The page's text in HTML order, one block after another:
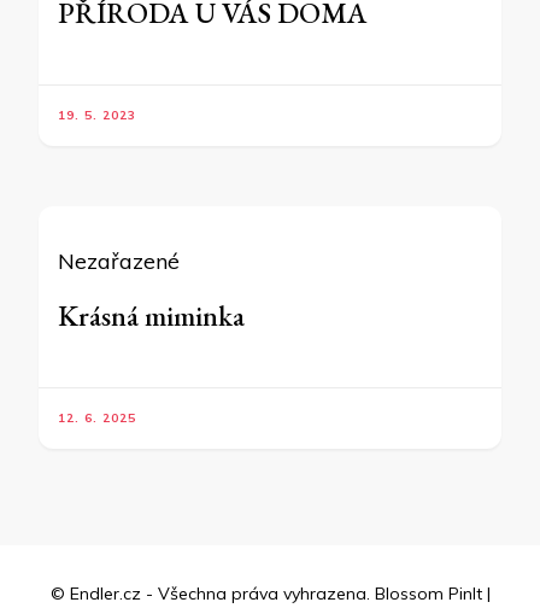
PŘÍRODA U VÁS DOMA
19. 5. 2023
Nezařazené
Krásná miminka
12. 6. 2025
© Endler.cz - Všechna práva vyhrazena. Blossom PinIt |